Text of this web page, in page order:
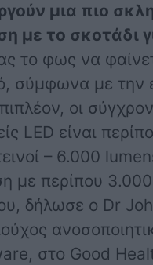
μια πιο
με το σκοτάδι
το φως να
σύμφωνα με την
οι
LED είναι
– 6.000
με περίπου 3.000
δήλωσε ο Dr
στο Good